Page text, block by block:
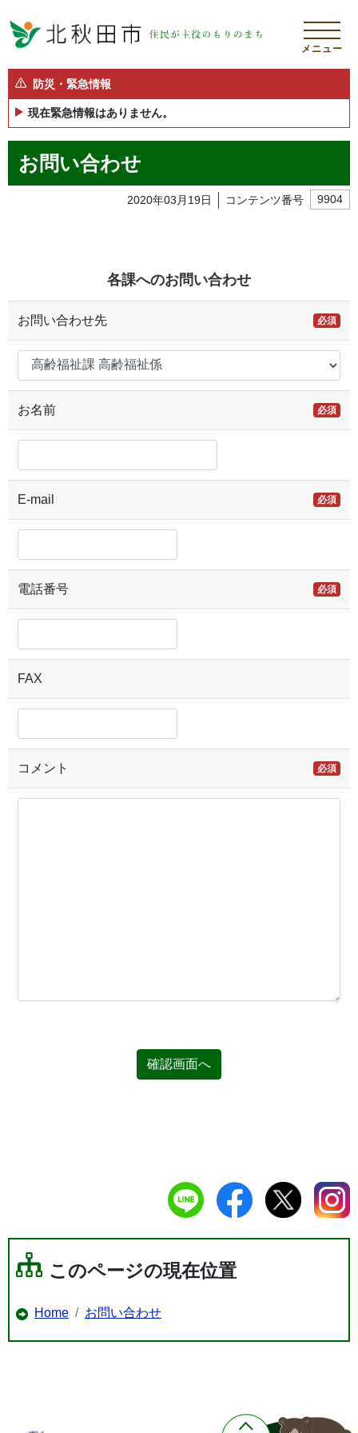
メニュー
防災・緊急情報
現在緊急情報はありません。
お問い合わせ
2020年03月19日 コンテンツ番号 9904
各課へのお問い合わせ
お問い合わせ先 必須
お名前 必須
E-mail 必須
電話番号 必須
FAX
コメント 必須
確認画面へ
このページの現在位置
Home お問い合わせ